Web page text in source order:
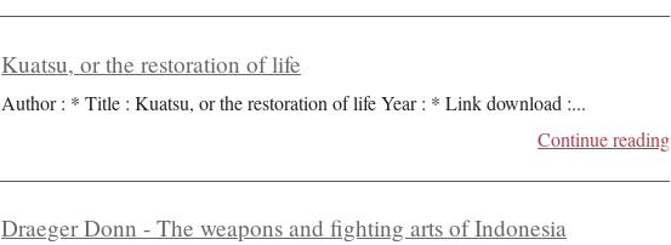
Kuatsu, or the restoration of life
Author : * Title : Kuatsu, or the restoration of life Year : * Link download :...
Continue reading
Draeger Donn - The weapons and fighting arts of Indonesia